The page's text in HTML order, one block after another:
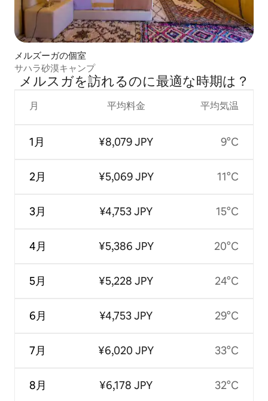
メルズーガの個室
サハラ砂漠キャンプ
メルスガを訪⁠れ⁠るの⁠に最⁠適⁠な時⁠期⁠は⁠？
月
1月
2月
3月
4月
5月
6月
7月
8月
平均料金
¥8,079 JPY
¥5,069 JPY
¥4,753 JPY
¥5,386 JPY
¥5,228 JPY
¥4,753 JPY
¥6,020 JPY
¥6,178 JPY
平均気温
9°C
11°C
15°C
20°C
24°C
29°C
33°C
32°C